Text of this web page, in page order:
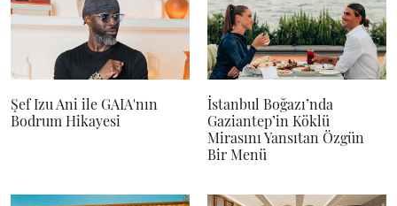
Şef Izu Ani ile GAIA'nın
Bodrum Hikayesi
İstanbul Boğazı’nda
Gaziantep’in Köklü
Mirasını Yansıtan Özgün
Bir Menü